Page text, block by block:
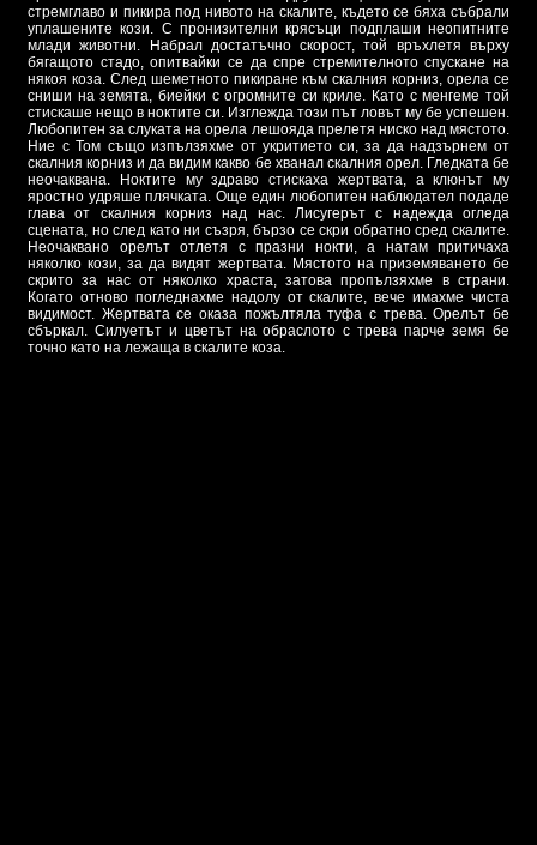
стремглаво и пикира под нивото на скалите, където се бяха събрали
уплашените кози. С пронизителни крясъци подплаши неопитните
млади животни. Набрал достатъчно скорост, той връхлетя върху
бягащото стадо, опитвайки се да спре стремителното спускане на
някоя коза. След шеметното пикиране към скалния корниз, орела се
сниши на земята, биейки с огромните си криле. Като с менгеме той
стискаше нещо в ноктите си. Изглежда този път ловът му бе успешен.
Любопитен за слуката на орела лешояда прелетя ниско над мястото.
Ние с Том също изпълзяхме от укритието си, за да надзърнем от
скалния корниз и да видим какво бе хванал скалния орел. Гледката бе
неочаквана. Ноктите му здраво стискаха жертвата, а клюнът му
яростно удряше плячката. Още един любопитен наблюдател подаде
глава от скалния корниз над нас. Лисугерът с надежда огледа
сцената, но след като ни съзря, бързо се скри обратно сред скалите.
Неочаквано орелът отлетя с празни нокти, а натам притичаха
няколко кози, за да видят жертвата. Мястото на приземяването бе
скрито за нас от няколко храста, затова пропълзяхме в страни.
Когато отново погледнахме надолу от скалите, вече имахме чиста
видимост. Жертвата се оказа пожълтяла туфа с трева. Орелът бе
сбъркал. Силуетът и цветът на обраслото с трева парче земя бе
точно като на лежаща в скалите коза.